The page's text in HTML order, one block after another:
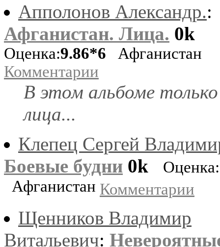
Апполонов Александр.:
Афганистан. Лица. 0k
Оценка:9.86*6 Афганистан
Комментарии
В этом альбоме только
лица...
Клепец Сергей
Боевые будни 0k Оценка:
Афганистан Комментарии
Щенников Владимир
Витальевич: